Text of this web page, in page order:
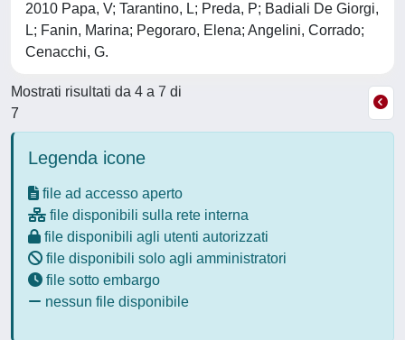
2010 Papa, V; Tarantino, L; Preda, P; Badiali De Giorgi,
L; Fanin, Marina; Pegoraro, Elena; Angelini, Corrado;
Cenacchi, G.
Mostrati risultati da 4 a 7 di
7
Legenda icone
file ad accesso aperto
file disponibili sulla rete interna
file disponibili agli utenti autorizzati
file disponibili solo agli amministratori
file sotto embargo
nessun file disponibile